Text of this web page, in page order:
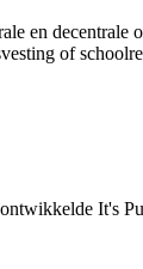
en
of
It's